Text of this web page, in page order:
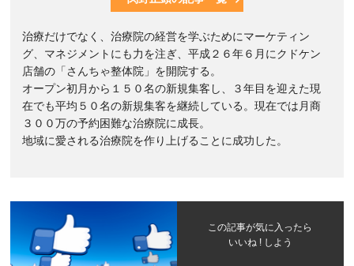
治療だけでなく、治療院の経営を学ぶためにマーケティン
グ、マネジメントにも力を注ぎ、平成２６年６月にクドケン
店舗の「さんちゃ整体院」を開院する。
オープン初月から１５０名の新規集客し、３年目を迎えた現
在でも平均５０名の新規集客を継続している。現在では月商
３００万の予約困難な治療院に成長。
地域に愛される治療院を作り上げることに成功した。
この記事が気に入ったら
いいね ! しよう